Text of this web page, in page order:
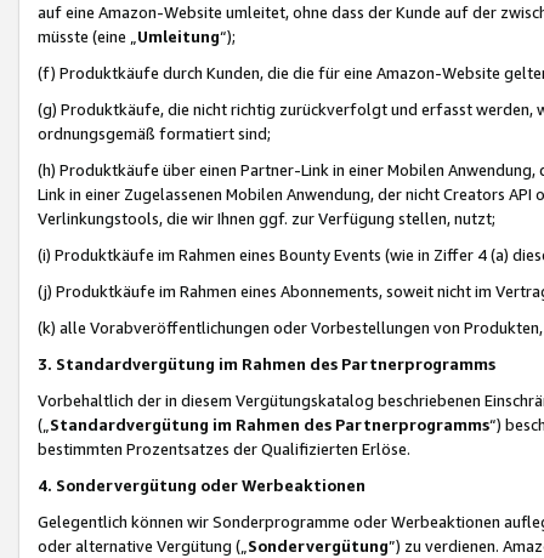
auf eine Amazon-Website umleitet, ohne dass der Kunde auf der
müsste (eine „ Umleitung“);
(f) Produktkäufe durch Kunden, die die für eine Amazon-Website
(g) Produktkäufe, die nicht richtig zurückverfolgt und erfasst werden,
ordnungsgemäß formatiert sind;
(h) Produktkäufe über einen Partner-Link in einer Mobilen
Link in einer Zugelassenen Mobilen Anwendung, der nicht Creators
Verlinkungstools, die wir Ihnen ggf. zur Verfügung stellen, nutzt;
(i) Produktkäufe im Rahmen eines Bounty Events (wie in Ziffer 4 (a)
(j) Produktkäufe im Rahmen eines Abonnements, soweit nicht im
(k) alle Vorabveröffentlichungen oder Vorbestellungen von
3. Standardvergütung im Rahmen des Partnerprogramms
Vorbehaltlich der in diesem Vergütungskatalog beschriebenen
(„ Standardvergütung im Rahmen des Partnerprogramms“)
bestimmten Prozentsatzes der Qualifizierten Erlöse.
4. Sondervergütung oder Werbeaktionen
Gelegentlich können wir Sonderprogramme oder Werbeaktionen
oder alternative Vergütung („ Sondervergütung”) zu verdienen.